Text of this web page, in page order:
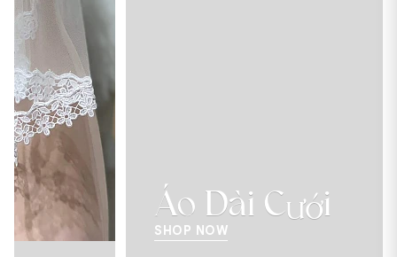
Áo Dài Cưới
SHOP NOW